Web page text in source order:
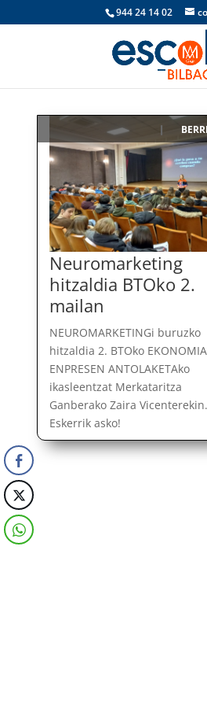
944 24 14 02
Neuromarketing
hitzaldia BTOko 2.
mailan
NEUROMARKETINGi buruzko
hitzaldia 2. BTOko
ENPRESEN ANTOLAKETAko
ikasleentzat Merkataritza
Ganberako Zaira Vicenterekin.
Eskerrik asko!